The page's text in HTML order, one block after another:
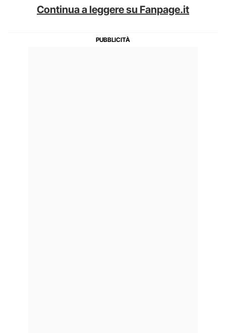
Continua a leggere su Fanpage.it